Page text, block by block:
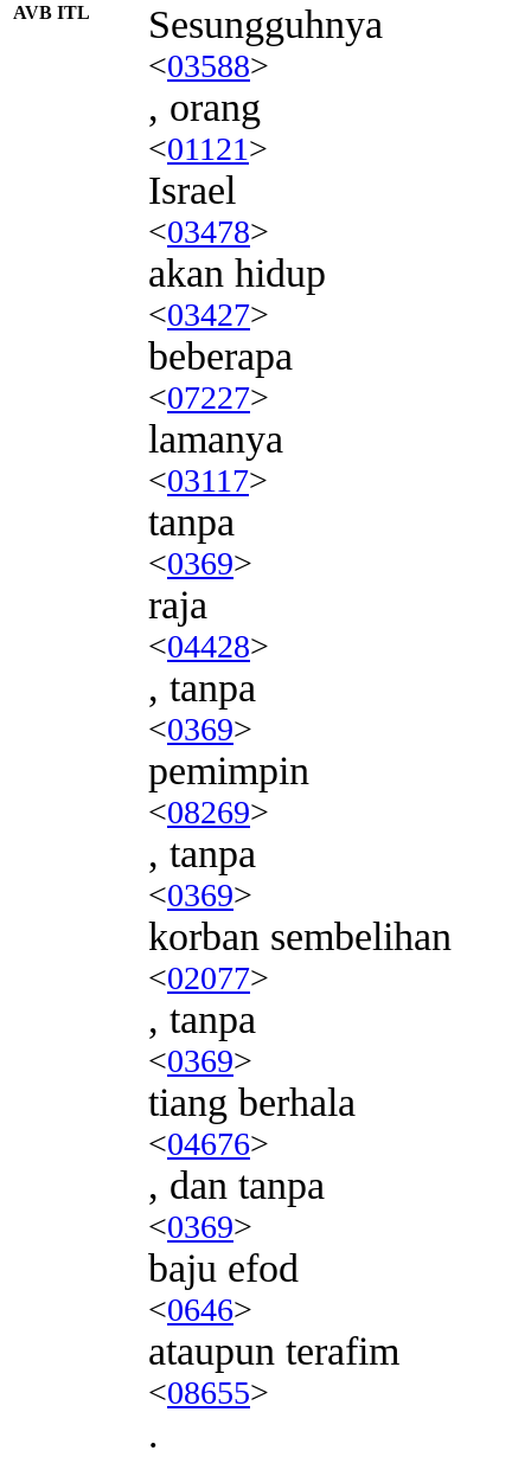
AVB ITL Sesungguhnya
<03588>
, orang
<01121>
Israel
<03478>
akan hidup
<03427>
beberapa
<07227>
lamanya
<03117>
tanpa
<0369>
raja
<04428>
, tanpa
<0369>
pemimpin
<08269>
, tanpa
<0369>
korban sembelihan
<02077>
, tanpa
<0369>
tiang berhala
<04676>
, dan tanpa
<0369>
baju efod
<0646>
ataupun terafim
<08655>
.